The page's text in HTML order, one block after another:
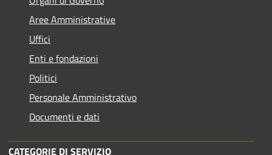
Aree Amministrative
Uffici
Enti e fondazioni
Politici
Personale Amministrativo
Documenti e dati
CATEGORIE DI SERVIZIO